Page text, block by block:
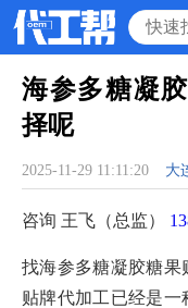
海参多糖凝
择呢
2025-11-29 11:11:20 大
咨询 王飞（总监）
找海参多糖凝胶糖果
贴牌代加工已经是